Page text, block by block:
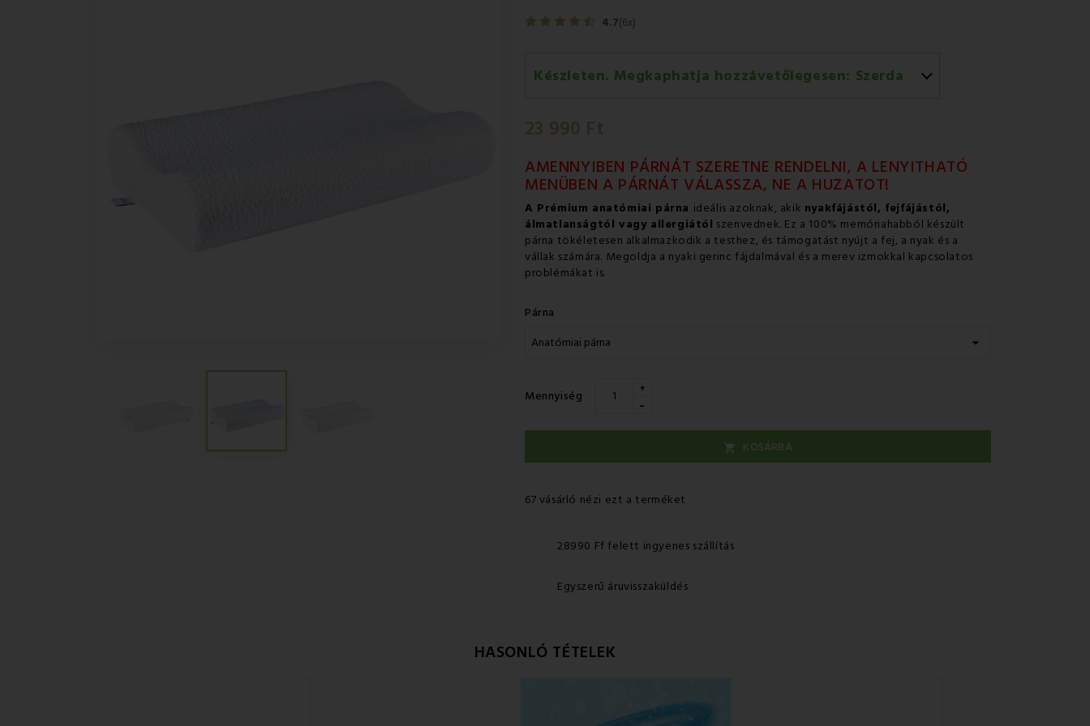
4.7(6x)
Készleten. Megkaphatja hozzávetőlegesen: Szerda
Csütörtök 13.08
23 990 Ft
AMENNYIBEN PÁRNÁT SZERETNE RENDELNI, A LENYITHATÓ
MENÜBEN A PÁRNÁT VÁLASSZA, NE A HUZATOT!
A Prémium anatómiai párna ideális azoknak, akik nyakfájástól, fejfájástól,
álmatlanságtól vagy allergiától szenvednek. Ez a 100% memóriahabból készült
párna tökéletesen alkalmazkodik a testhez, és támogatást nyújt a fej, a nyak és a
vállak számára. Megoldja a nyaki gerinc fájdalmával és a merev izmokkal kapcsolatos
problémákat is.
Párna
Mennyiség +
-
 KOSÁRBA
67 vásárló nézi ezt a terméket
28990 Ff felett ingyenes szállítás
Egyszerű áruvisszaküldés
HASONLÓ TÉTELEK